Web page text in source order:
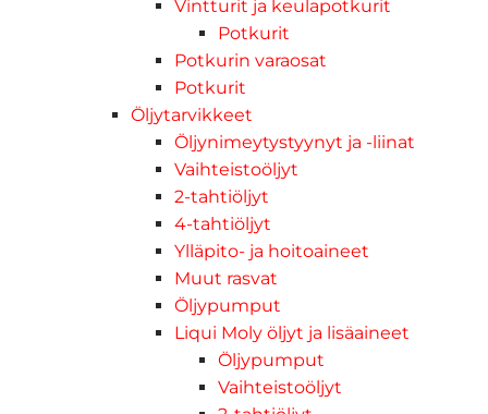
Vintturit ja keulapotkurit
Potkurit
Potkurin varaosat
Potkurit
Öljytarvikkeet
Öljynimeytystyynyt ja -liinat
Vaihteistoöljyt
2-tahtiöljyt
4-tahtiöljyt
Ylläpito- ja hoitoaineet
Muut rasvat
Öljypumput
Liqui Moly öljyt ja lisäaineet
Öljypumput
Vaihteistoöljyt